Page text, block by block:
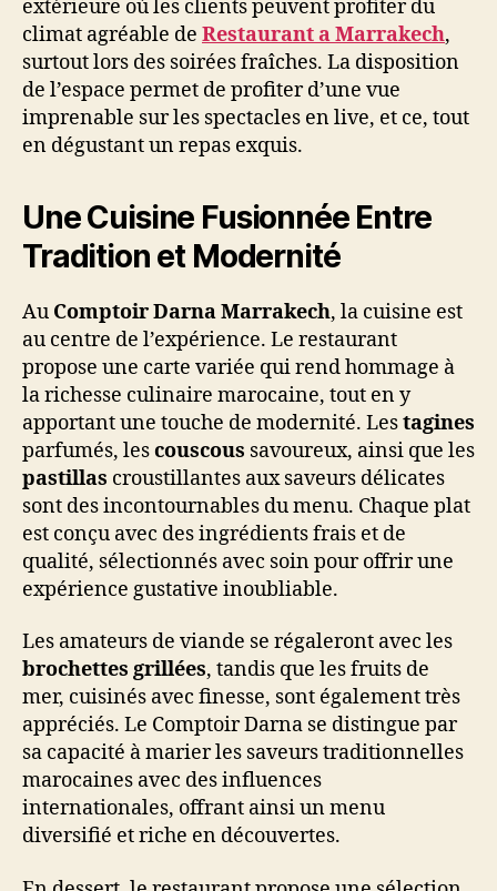
extérieure où les clients peuvent profiter du
climat agréable de Restaurant a Marrakech,
surtout lors des soirées fraîches. La disposition
de l’espace permet de profiter d’une vue
imprenable sur les spectacles en live, et ce, tout
en dégustant un repas exquis.
Une Cuisine Fusionnée Entre
Tradition et Modernité
Au Comptoir Darna Marrakech, la cuisine est
au centre de l’expérience. Le restaurant
propose une carte variée qui rend hommage à
la richesse culinaire marocaine, tout en y
apportant une touche de modernité. Lestagines
parfumés, lescouscous savoureux, ainsi que les
pastillas croustillantes aux saveurs délicates
sont des incontournables du menu. Chaque plat
est conçu avec des ingrédients frais et de
qualité, sélectionnés avec soin pour offrir une
expérience gustative inoubliable.
Les amateurs de viande se régaleront avec les
brochettes grillées, tandis que les fruits de
mer, cuisinés avec finesse, sont également très
appréciés. Le Comptoir Darna se distingue par
sa capacité à marier les saveurs traditionnelles
marocaines avec des influences
internationales, offrant ainsi un menu
diversifié et riche en découvertes.